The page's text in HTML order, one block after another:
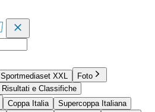
Sportmediaset XXL
Foto
Risultati e Classifiche
Coppa Italia
Supercoppa Italiana